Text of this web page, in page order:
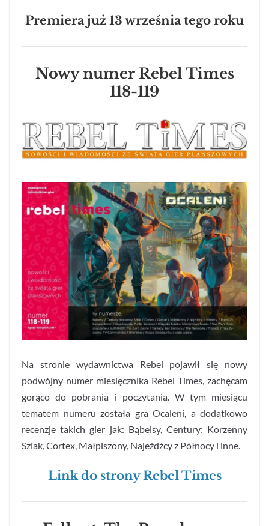
Premiera już 13 września tego roku
Nowy numer Rebel Times
118-119
Na stronie wydawnictwa Rebel pojawił się nowy
podwójny numer miesięcznika Rebel Times, zachęcam
gorąco do pobrania i poczytania. W tym miesiącu
tematem numeru została gra Ocaleni, a dodatkowo
recenzje takich gier jak: Bąbelsy, Century: Korzenny
Szlak, Cortex, Małpiszony, Najeźdźcy z Północy i inne.
Link do strony Rebel Times